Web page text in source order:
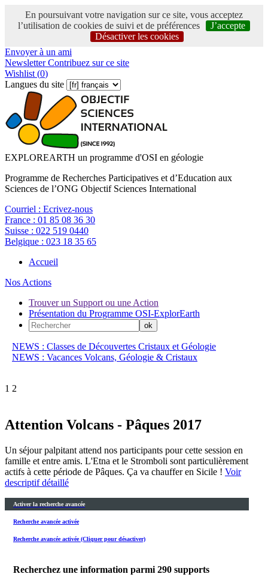
En poursuivant votre navigation sur ce site, vous acceptez
l’utilisation de cookies de suivi et de préférences
J’accepte
Désactiver les cookies
Envoyer à un ami
NewsletterContribuez sur ce site
Wishlist (0)
Langues du site
EXPLOREARTH un programme d'OSI en géologie
Programme de Recherches Participatives et d’Education aux
Sciences de l’ONG Objectif Sciences International
Courriel : Ecrivez-nous
France : 01 85 08 36 30
Suisse : 022 519 0440
Belgique : 023 18 35 65
Accueil
Nos Actions
Trouver un Support ou une Action
Présentation du Programme OSI-ExplorEarth
NEWS : Classes de Découvertes Cristaux et Géologie
NEWS : Vacances Volcans, Géologie & Cristaux
1 2
Attention Volcans - Pâques 2017
Un séjour palpitant attend nos participants pour cette session en
famille et entre amis. L'Etna et le Stromboli sont particulièrement
actifs à cette période de Pâques. Ça va chauffer en Sicile ! Voir
descriptif détaillé
Activer la recherche avancée
Recherche avancée activée
Recherche avancée activée (Cliquer pour désactiver)
Recherchez une information parmi 290 supports